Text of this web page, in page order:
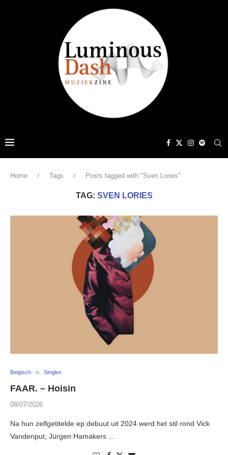
Home Tags Posts tagged with "Sven Lories"
TAG: SVEN LORIES
Belgisch Singles
FAAR. – Hoisin
08/07/2026
Na hun zelfgetitelde ep debuut uit 2024 werd het stil rond Vick
Vandenput, Jürgen Hamakers …